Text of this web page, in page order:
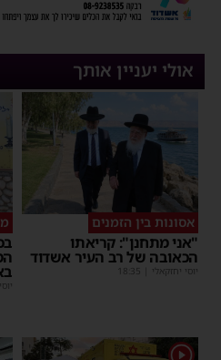
אולי יעניין אותך
אסונות בין הזמנים
"אני מתחנן": קריאתו
הכאובה של רב העיר אשדוד
יוסי יחזקאלי 18:35
1